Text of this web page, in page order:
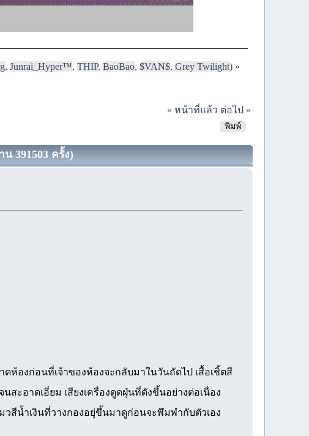
,Junrai_Hyper™,THIP,BaoBao,$VAN$,Grey Twilight) »
« หน้าที่แล้ว ต่อไป »
พิมพ์
391503 ครั้ง)
องก่อนที่เจ้าของห้องจะกลับมาในวันถัดไป เสื้อเชิ้ตสี
ะอาดเอี่ยม เสียงเครื่องดูดฝุ่นที่ดังขึ้นอย่างต่อเนื่อง
สีน้ำเงินที่วางกองอยุ่ขึ้นมาดูก่อนจะพึมพำกับตัวเอง